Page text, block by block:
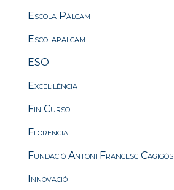
Escola Pàlcam
Escolapalcam
ESO
Excel·lència
Fin Curso
Florencia
Fundació Antoni Francesc Cagigós
Innovació